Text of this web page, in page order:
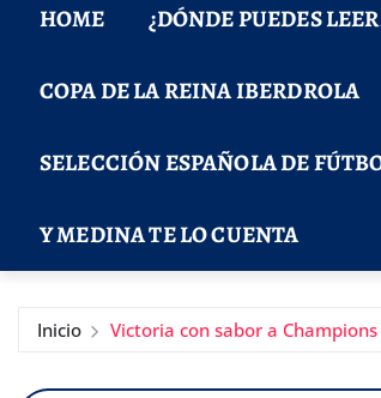
HOME ¿DÓNDE PUEDES
COPA DE LA REINA IBERDROLA
SELECCIÓN ESPAÑOLA DE
Y MEDINA TE LO CUENTA
Inicio Victoria con sabor a Champions